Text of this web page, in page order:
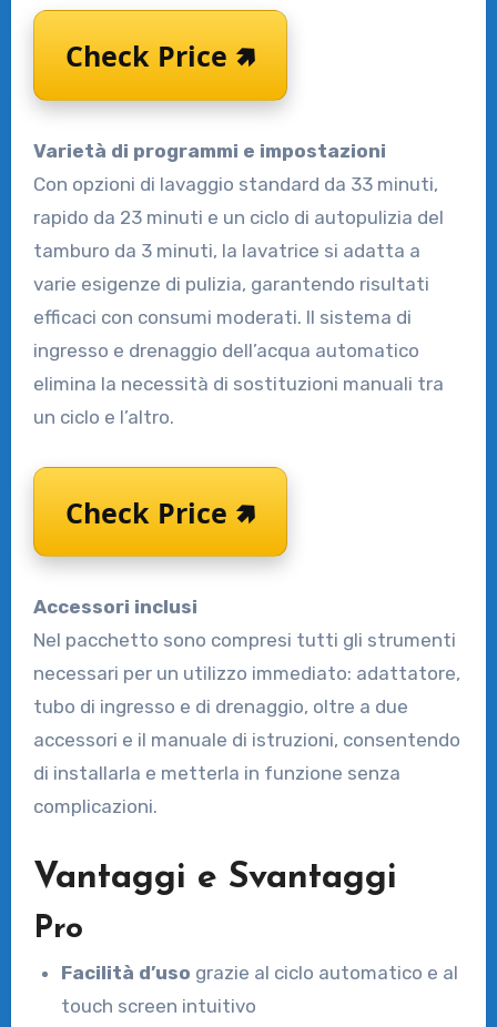
Check Price 🢅
Varietà di programmi e impostazioni
Con opzioni di lavaggio standard da 33 minuti,
rapido da 23 minuti e un ciclo di autopulizia del
tamburo da 3 minuti, la lavatrice si adatta a
varie esigenze di pulizia, garantendo risultati
efficaci con consumi moderati. Il sistema di
ingresso e drenaggio dell’acqua automatico
elimina la necessità di sostituzioni manuali tra
un ciclo e l’altro.
Check Price 🢅
Accessori inclusi
Nel pacchetto sono compresi tutti gli strumenti
necessari per un utilizzo immediato: adattatore,
tubo di ingresso e di drenaggio, oltre a due
accessori e il manuale di istruzioni, consentendo
di installarla e metterla in funzione senza
complicazioni.
Vantaggi e Svantaggi
Pro
Facilità d’uso grazie al ciclo automatico e al
touch screen intuitivo